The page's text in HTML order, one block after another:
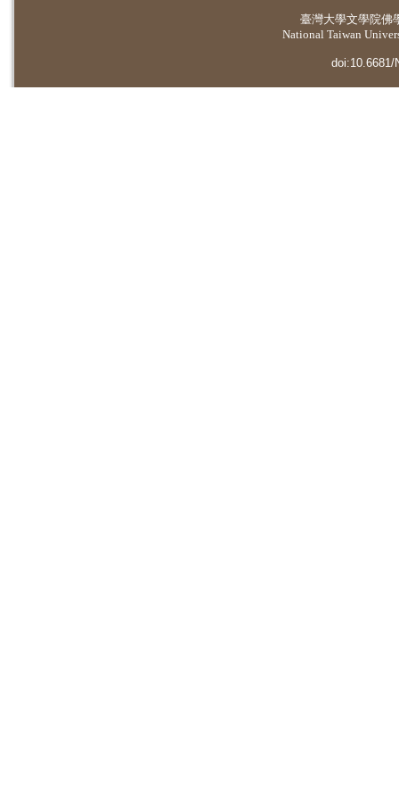
臺灣大學文學院佛
National Taiwan
doi:10.6681/